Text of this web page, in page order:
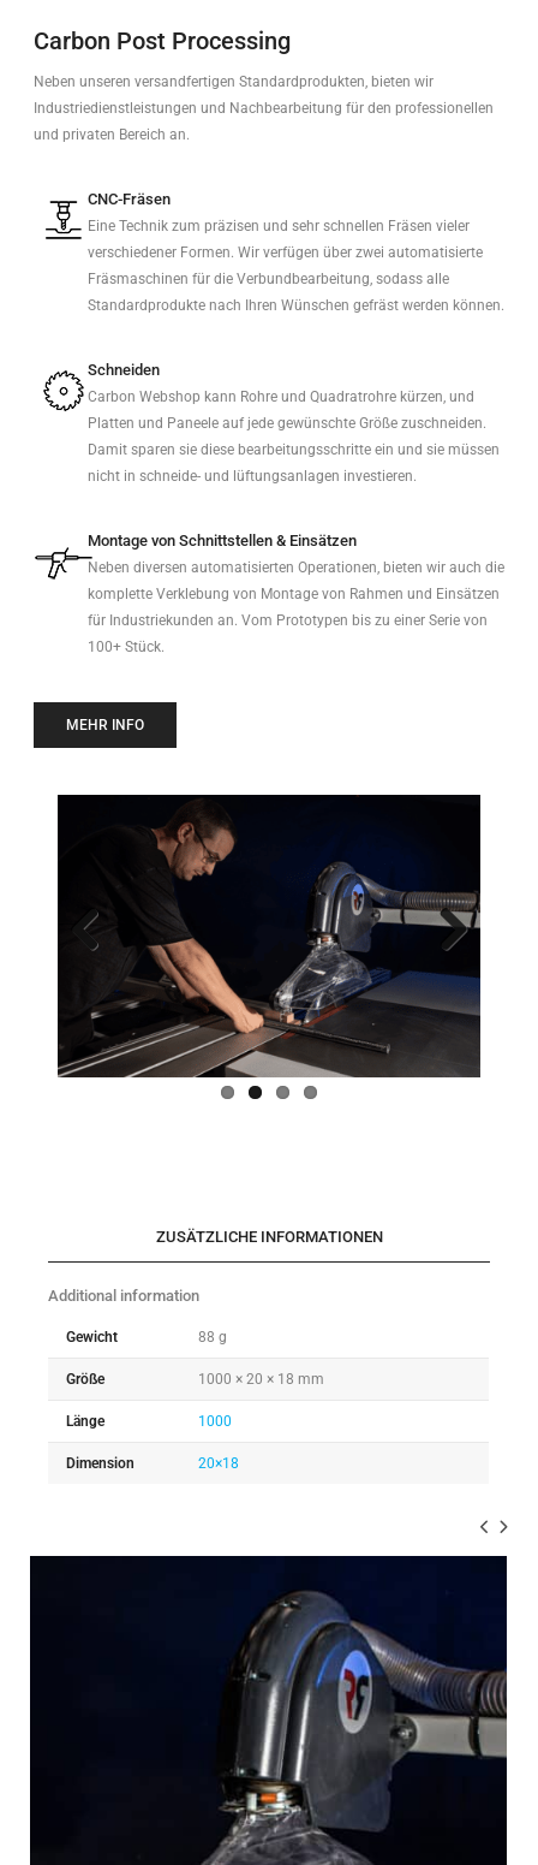
Carbon Post Processing
Neben unseren versandfertigen Standardprodukten, bieten wir
Industriedienstleistungen und Nachbearbeitung für den professionellen
und privaten Bereich an.
CNC-Fräsen
Eine Technik zum präzisen und sehr schnellen Fräsen vieler
verschiedener Formen. Wir verfügen über zwei automatisierte
Fräsmaschinen für die Verbundbearbeitung, sodass alle
Standardprodukte nach Ihren Wünschen gefräst werden können.
Schneiden
Carbon Webshop kann Rohre und Quadratrohre kürzen, und
Platten und Paneele auf jede gewünschte Größe zuschneiden.
Damit sparen sie diese bearbeitungsschritte ein und sie müssen
nicht in schneide- und lüftungsanlagen investieren.
Montage von Schnittstellen & Einsätzen
Neben diversen automatisierten Operationen, bieten wir auch die
komplette Verklebung von Montage von Rahmen und Einsätzen
für Industriekunden an. Vom Prototypen bis zu einer Serie von
100+ Stück.
MEHR INFO
Next
ZUSÄTZLICHE INFORMATIONEN
Additional information
Gewicht 88 g
Größe 1000 × 20 × 18 mm
Länge 1000
Dimension 20×18